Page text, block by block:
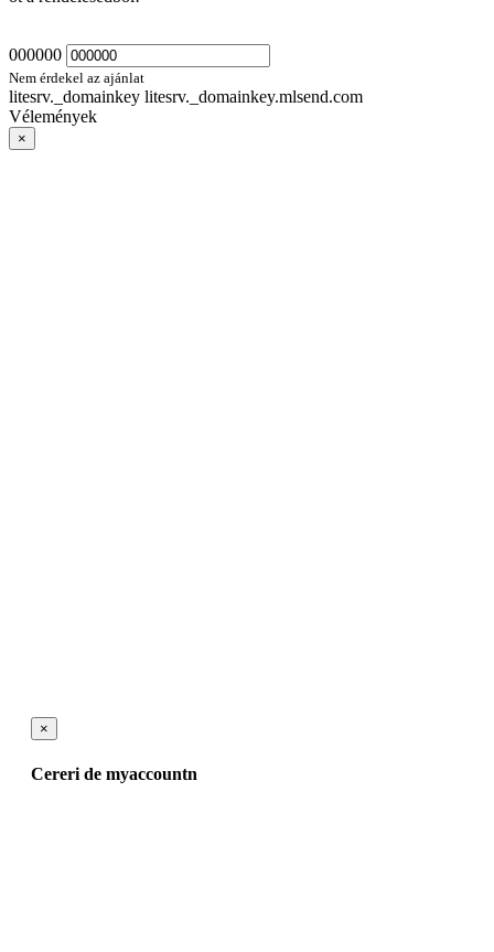
000000
Nem érdekel az ajánlat
litesrv._domainkey litesrv._domainkey.mlsend.com
Vélemények
×
×
Cereri de myaccountn